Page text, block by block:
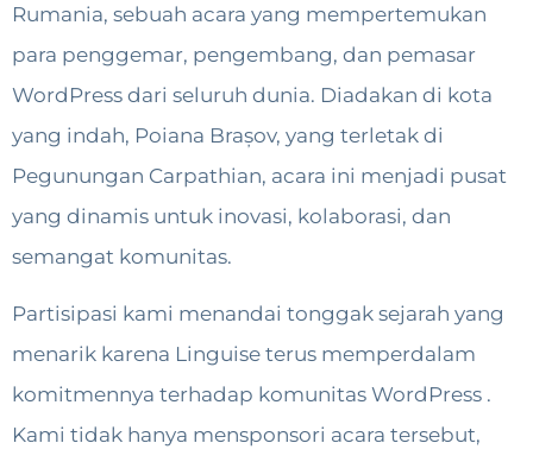
Rumania, sebuah acara yang mempertemukan
para penggemar, pengembang, dan pemasar
WordPress dari seluruh dunia. Diadakan di kota
yang indah, Poiana Brașov, yang terletak di
Pegunungan Carpathian, acara ini menjadi pusat
yang dinamis untuk inovasi, kolaborasi, dan
semangat komunitas.
Partisipasi kami menandai tonggak sejarah yang
menarik karena Linguise terus memperdalam
komitmennya terhadap komunitas WordPress .
Kami tidak hanya mensponsori acara tersebut,